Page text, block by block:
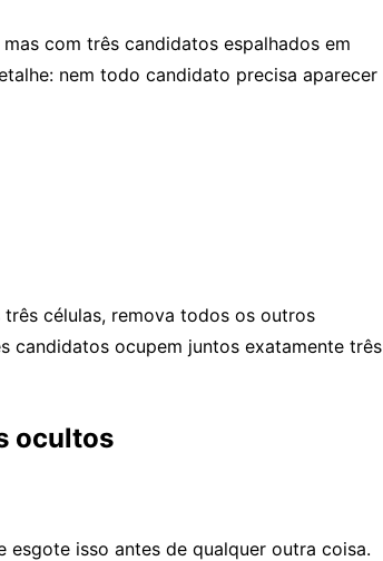
com três candidatos espalhados em
nem todo candidato precisa aparecer
três células, remova todos os outros
candidatos ocupem juntos exatamente três
ocultos
isso antes de qualquer outra coisa.